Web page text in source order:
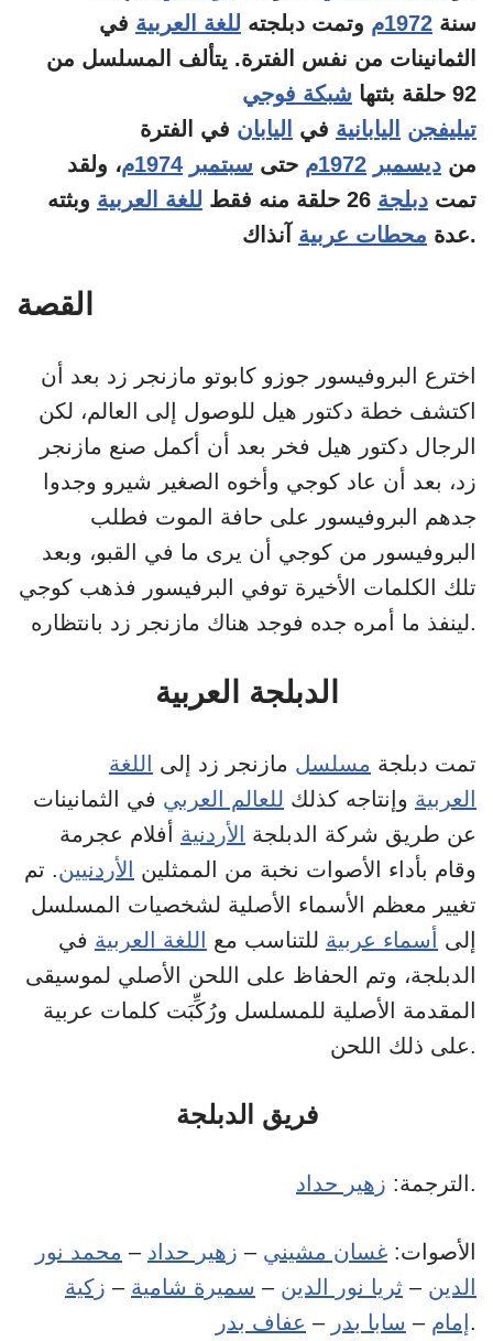
سنة 1972م وتمت دبلجته للغة العربية في
الثمانينات من نفس الفترة. يتألف المسلسل من
92 حلقة بثتها
شبكة فوجي
تيليفجن
اليابانية في اليابان في الفترة
من ديسمبر 1972م حتى سبتمبر 1974م ، ولقد
تمت دبلجة للغة العربية وبثته
عدة محطات عربية آنذاك.
القصة
اخترع البروفيسور جوزو كابوتو مازنجر زد بعد أن
اكتشف خطة دكتور هيل للوصول إلى العالم، لكن
الرجال دكتور هيل فخر بعد أن أكمل صنع مازنجر
زد، بعد أن عاد كوجي وأخوه الصغير شيرو وجدوا
جدهم البروفيسور على حافة الموت فطلب
البروفيسور من كوجي أن يرى ما في القبو، وبعد
تلك الكلمات الأخيرة توفي البرفيسور فذهب كوجي
لينفذ ما أمره جده فوجد هناك مازنجر زد بانتظاره.
الدبلجة العربية
تمت دبلجة مسلسل مازنجر زد إلى اللغة
العربية وإنتاجه كذلك للعالم العربي في الثمانينات
عن طريق شركة الدبلجة الأردنية أفلام عجرمة
وقام بأداء الأصوات نخبة من الممثلين الأردنيين. تم
تغيير معظم الأسماء الأصلية لشخصيات المسلسل
إلى أسماء عربية للتناسب مع اللغة العربية في
الدبلجة، وتم الحفاظ على اللحن الأصلي لموسيقى
المقدمة الأصلية للمسلسل ورُكِّبَت كلمات عربية
على ذلك اللحن.
فريق الدبلجة
الترجمة: زهير حداد .
الأصوات: غسان مشيني – زهير حداد – محمد نور
الدين – ثريا نور الدين – سميرة شامية – زكية
إمام – سابا بدر – عفاف بدر .